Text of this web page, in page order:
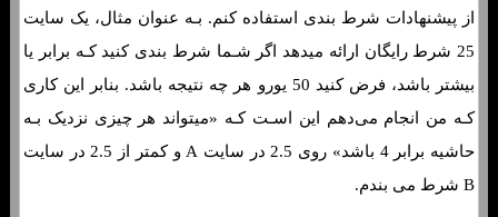
از پیشنهادات شرط بندی استفاده کنم. بـه عنوان مثال، یک سایت
25 شرط رایگان ارائه میدهد اگر شـما شرط بندی کنید کـه برابر یا
بیشتر باشد، فرض کنید 50 یورو هر چه نتیجه باشد. بنابر این کاری
کـه من انجام می‌دهم این اسـت کـه «میتواند هر چیزی نزدیک بـه
حاشیه برابر 4 باشد» روی 2.5 در سایت A و کمتر از 2.5 در سایت
B شرط می بندم.